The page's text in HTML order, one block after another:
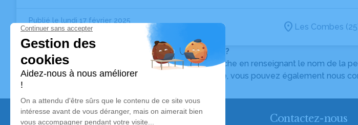
Publié le lundi 17 février 2025
Élisabeth SCALABRINO 61 ans
Les Combes
Vous ne trouvez pas l’avis de décès recherché ?
Pour affiner votre recherche, utilisez la barre de recherche en renseignant le nom de la
Pour toute question relative au fonctionnement du site, vous pouvez également nous
Nos services Contactez-nous